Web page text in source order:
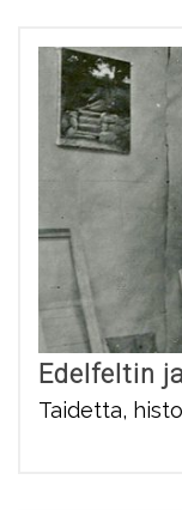
Edelfeltin
Taidetta,